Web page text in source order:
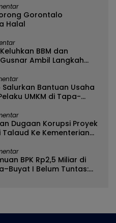
Gorontalo
Halal
BBM dan
Ambil Langkah
Bantuan Usaha
UMKM di Tapa-
Dugaan Korupsi Proyek
Talaud Ke Kementerian
BPK Rp2,5 Miliar di
I Belum Tuntas: